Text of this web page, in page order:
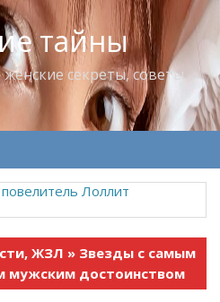
тайны
секреты, советы
изобретения из прошлого
ЖЗЛ » Звезды с самым
мужским достоинством